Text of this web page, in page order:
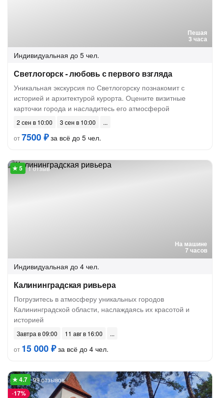
Пешая
3 часа
Индивидуальная до 5 чел.
Светлогорск - любовь с первого взгляда
Уникальная экскурсия по Светлогорску познакомит с
историей и архитектурой курорта. Оцените визитные
карточки города и насладитесь его атмосферой
2 сен в 10:00
3 сен в 10:00
от7500 ₽за всё до 5 чел.
На машине
7 часов
1 отзыв
Индивидуальная до 4 чел.
Калининградская ривьера
Погрузитесь в атмосферу уникальных городов
Калининградской области, наслаждаясь их красотой и
историей
Завтра в 09:00
11 авг в 16:00
от 15 000 ₽за всё до 4 чел.
-17%
99 отзывов